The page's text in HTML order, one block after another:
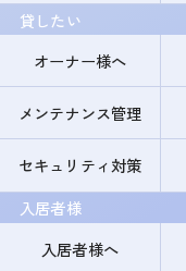
貸したい
オーナー様へ
メンテナンス管理
セキュリティ対策
入居者様
入居者様へ